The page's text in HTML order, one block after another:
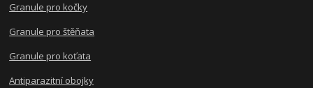
Granule pro kočky
Granule pro štěňata
Granule pro koťata
Antiparazitní obojky